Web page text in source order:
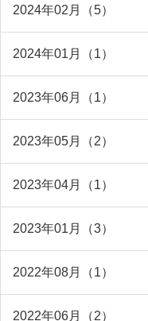
2024年02月（5）
2024年01月（1）
2023年06月（1）
2023年05月（2）
2023年04月（1）
2023年01月（3）
2022年08月（1）
2022年06月（2）